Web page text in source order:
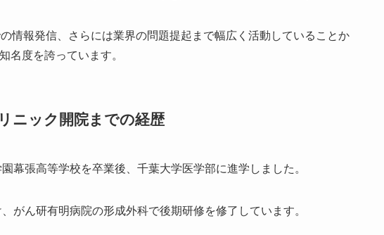
情報発信、さらには業界の問題提起まで幅広く活動していることか
名度を誇っています。
ニック開院までの経歴
幕張高等学校を卒業後、千葉大学医学部に進学しました。
がん研有明病院の形成外科で後期研修を修了しています。